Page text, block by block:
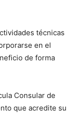
técnicas
en el
de forma
Consular de
que acredite su